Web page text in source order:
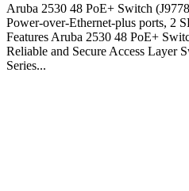
Aruba 2530 48 PoE+ Switch
Power-over-Ethernet-plus ports, 2
Features Aruba 2530 48 PoE+
Reliable and Secure Access Layer
Series...